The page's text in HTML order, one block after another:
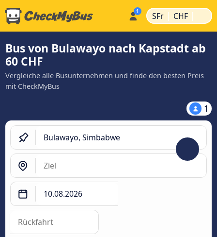
SFr | CHF |
Bus von Bulawayo nach Kapstadt ab
60 CHF
Vergleiche alle Busunternehmen und finde den besten Preis
mit CheckMyBus
1